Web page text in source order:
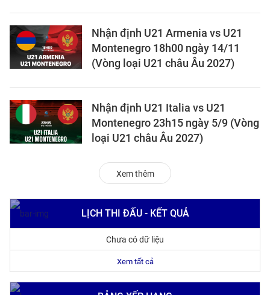
Nhận định U21 Armenia vs U21
Montenegro 18h00 ngày 14/11
(Vòng loại U21 châu Âu 2027)
Nhận định U21 Italia vs U21
Montenegro 23h15 ngày 5/9 (Vòng
loại U21 châu Âu 2027)
Xem thêm
LỊCH THI ĐẤU - KẾT QUẢ
Chưa có dữ liệu
Xem tất cả